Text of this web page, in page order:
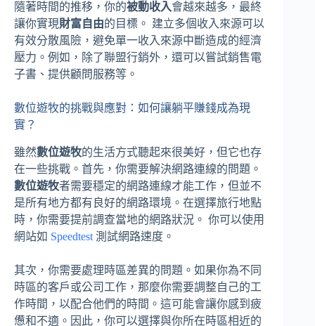
隨著時間的推移，你的被動收入會越來越多，最終
讓你實現財富自由的目標。 建立多個收入來源可以
有效分散風險，避免單一收入來源中斷造成的經濟
壓力。例如，除了聯盟行銷外，還可以嘗試銷售電
子書、提供顧問服務等。
數位遊牧的挑戰與應對：如何讓躺平賺錢成為現
實？
雖然數位遊牧的生活方式聽起來很美好，但它也存
在一些挑戰。首先，你需要解決網路連線的問題。
數位遊牧者需要穩定的網路連線才能工作，但並不
是所有地方都有良好的網路環境。在選擇旅行地點
時，你需要提前調查當地的網路狀況。 你可以使用
網站如 Speedtest 測試網路速度。
其次，你需要處理時區差異的問題。如果你為不同
時區的客戶或公司工作，那麼你需要調整自己的工
作時間，以配合他們的時間。這可能會讓你感到疲
憊和不適。因此，你可以選擇與你所在時區相近的